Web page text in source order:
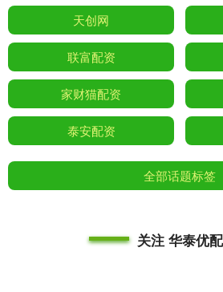
天创网
联富配资
家财猫配资
泰安配资
全部话题标签
关注 华泰优配